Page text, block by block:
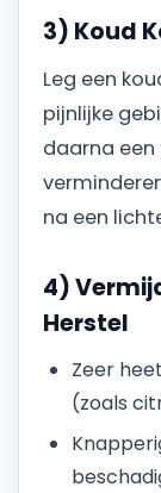
3) Koud
Leg een
pijnlijke
daarna een
na een
4)
Herstel
Zeer
(zoals